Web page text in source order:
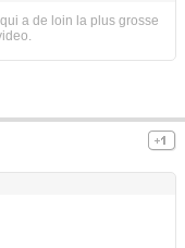
a de loin la plus grosse